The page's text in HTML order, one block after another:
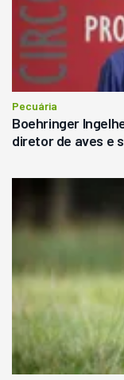
Pecuária
Boehringer
diretor de aves e